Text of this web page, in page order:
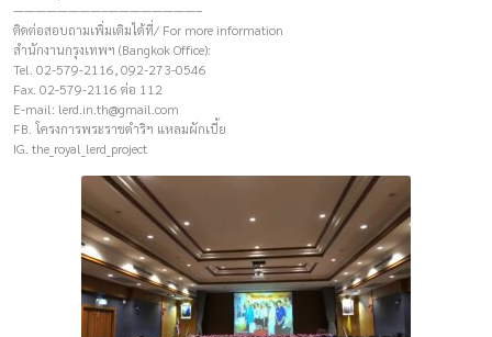
————————–————————–
ติดต่อสอบถามเพิ่มเติมได้ที่/ For more information
สำนักงานกรุงเทพฯ (Bangkok Office):
Tel. 02-579-2116, 092-273-0546
Fax. 02-579-2116 ต่อ 112
E-mail: lerd.in.th@gmail.com
FB. โครงการพระราชดำริฯ แหลมผักเบี้ย
IG. the_royal_lerd_project